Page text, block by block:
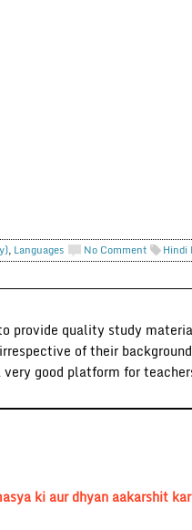
, Languages No Comment Hindi
provide quality study
of their
good platform for
ki aur dhyan aakarshit